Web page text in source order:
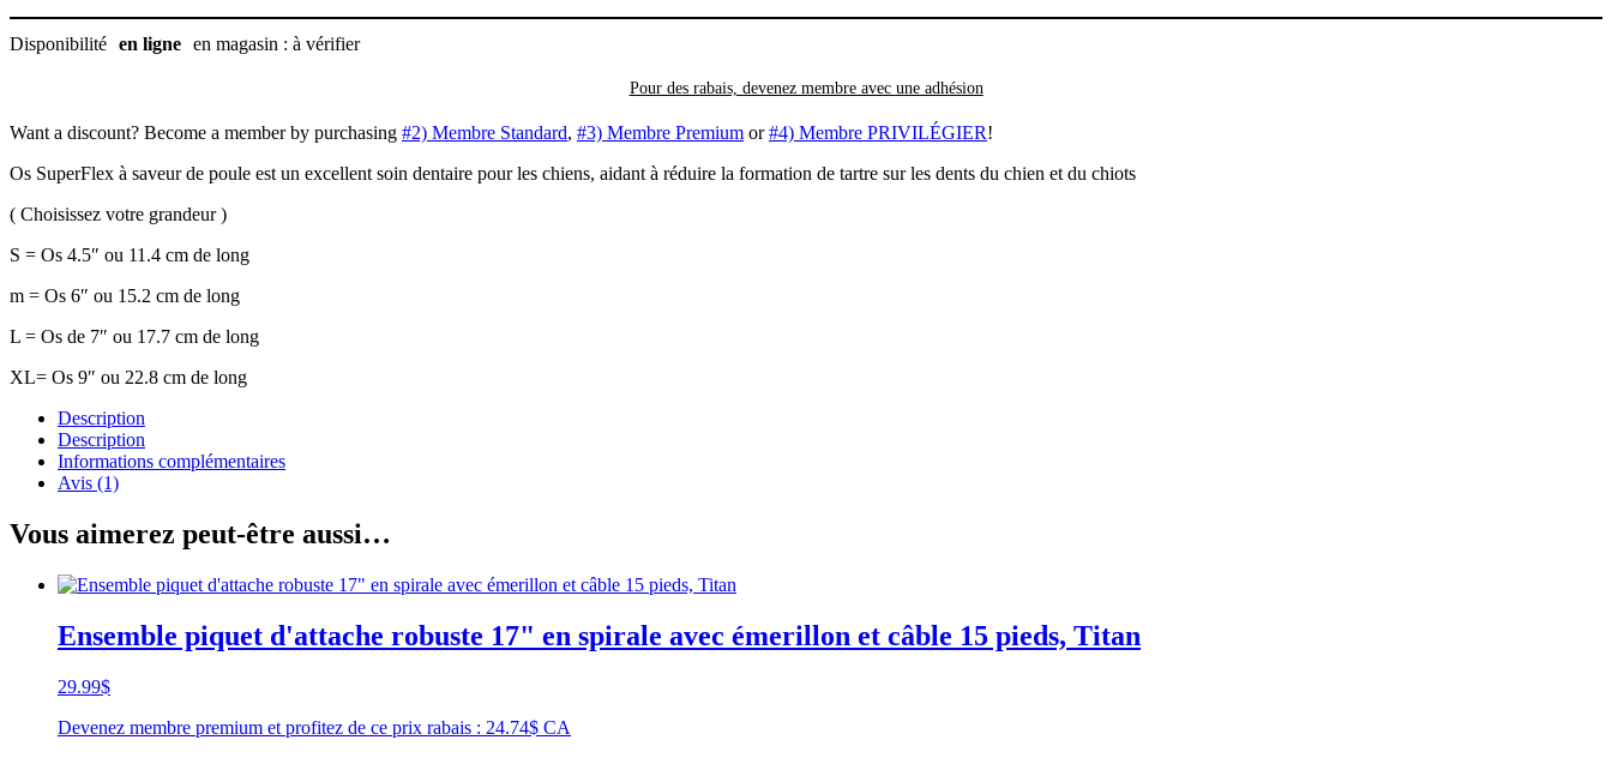
Disponibilité en ligne en magasin : à vérifier
Pour des rabais, devenez membre avec une adhésion
Want a discount? Become a member by purchasing #2) Membre Standard, #3) Membre Premium or#4) Membre PRIVILÉGIER!
Os SuperFlex à saveur de poule est un excellent soin dentaire pour les chiens, aidant à réduire la formation de tartre sur les dents du chien et du chiots
( Choisissez votre grandeur )
S = Os 4.5″ ou 11.4 cm de long
m = Os 6″ ou 15.2 cm de long
L = Os de 7″ ou 17.7 cm de long
XL= Os 9″ ou 22.8 cm de long
Description
Description
Informations complémentaires
Avis (1)
Vous aimerez peut-être aussi…
Ensemble piquet d'attache robuste 17" en spirale avec émerillon et câble 15 pieds, Titan
29.99$
Devenez membre premium et profitez de ce prix rabais : 24.74$ CA